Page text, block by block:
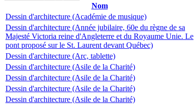
Nom
Dessin d'architecture (Académie de musique)
Dessin d'architecture (Année jubilaire, 60e du règne de sa
Majesté Victoria reine d'Angleterre et du Royaume Unie. Le
pont proposé sur le St. Laurent devant Québec)
Dessin d'architecture (Arc, tablette)
Dessin d'architecture (Asile de la Charité)
Dessin d'architecture (Asile de la Charité)
Dessin d'architecture (Asile de la Charité)
Dessin d'architecture (Asile de la Charité)